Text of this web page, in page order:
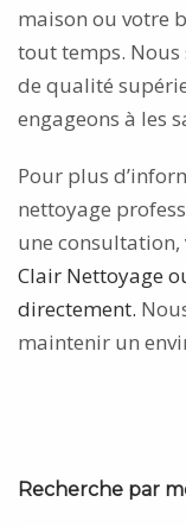
maison ou votre
tout temps. Nous
de qualité
engageons à les
Pour plus
nettoyage
une consultation,
Clair Nettoyage
directement.
maintenir un
Recherche par